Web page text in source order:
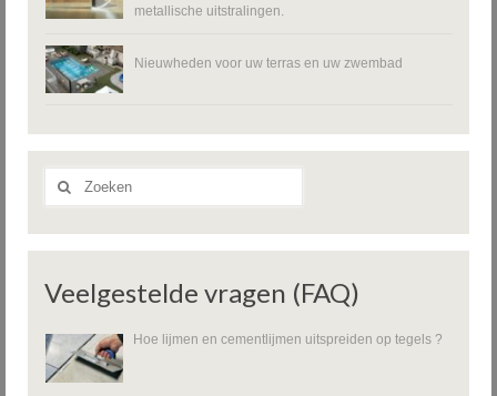
metallische uitstralingen.
Nieuwheden voor uw terras en uw zwembad
naar:
Veelgestelde vragen (FAQ)
Hoe lijmen en cementlijmen uitspreiden op tegels ?